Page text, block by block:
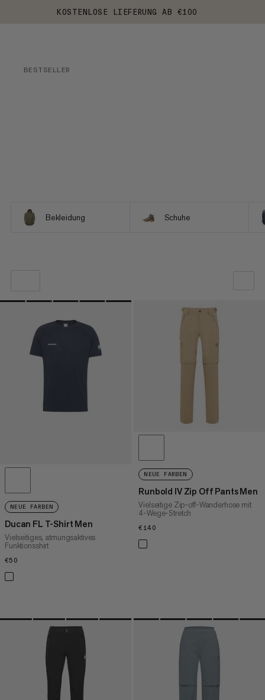
KOSTENLOSE LIEFERUNG AB €100
BESTSELLER
Bekleidung Schuhe
NIEDRIGSTER PREIS
HÖCHSTER PREIS
NEUHEITEN
NEUE FARBEN
Ducan FL T-Shirt Men
Vielseitiges, atmungsaktives
Funktionsshirt
€50
NEUE FARBEN
Runbold IV Zip Off Pants Men
Vielseitige Zip-off-Wanderhose mit
4-Wege-Stretch
€140